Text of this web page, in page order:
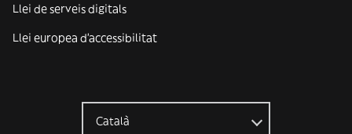
Llei de serveis digitals
Llei europea d'accessibilitat